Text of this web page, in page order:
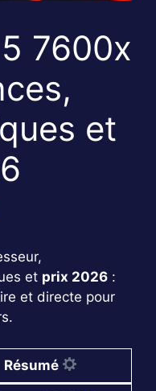
7600x
et
et prix 2026 :
et directe pour
Résumé